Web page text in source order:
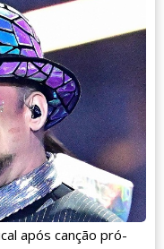
após canção pró-